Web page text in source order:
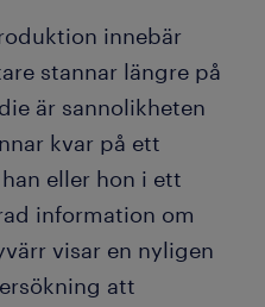
innebär
stannar längre på
är sannolikheten
kvar på ett
eller hon i ett
information om
visar en nyligen
att